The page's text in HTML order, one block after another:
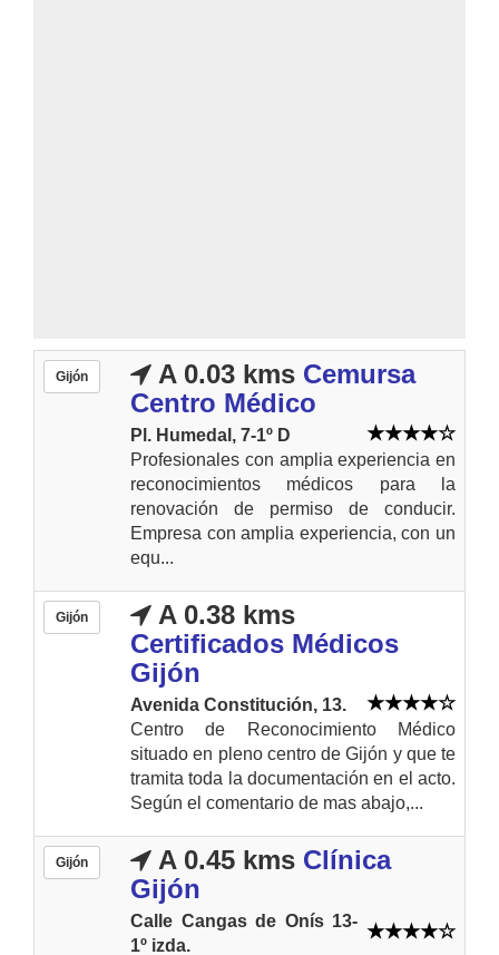
Gijón A 0.03 kms Cemursa
Centro Médico
Pl. Humedal, 7-1º D
Profesionales con amplia experiencia en
reconocimientos médicos para la
renovación de permiso de conducir.
Empresa con amplia experiencia, con un
equ...
Gijón
A 0.38 kms
Certificados Médicos
Gijón
Avenida Constitución, 13.
Centro de Reconocimiento Médico
situado en pleno centro de Gijón y que te
tramita toda la documentación en el acto.
Según el comentario de mas abajo,...
Gijón A 0.45 kms Clínica
Gijón
Calle Cangas de Onís 13-
1º izda.